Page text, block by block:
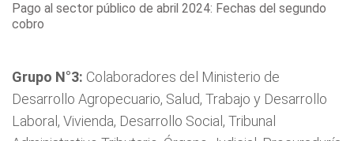
Pago al sector público de abril 2024: Fechas del segundo
cobro
Grupo N°3: Colaboradores del Ministerio de
Desarrollo Agropecuario, Salud, Trabajo y Desarrollo
Laboral, Vivienda, Desarrollo Social, Tribunal